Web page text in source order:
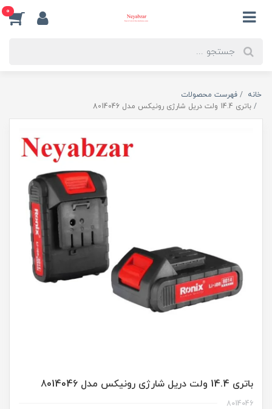
0
خانه
فهرست محصولات
باتری 14.4 ولت دریل شارژی رونیکس مدل 8014046
باتری 14.4 ولت دریل شارژی رونیکس مدل 8014046
8014046